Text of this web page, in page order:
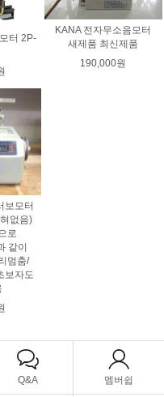
터 2P-
KANA 전자무소음모터
새제품 최신제품
190,000원
보모터
없음)
로
같이
멈춤/
보자도
Q&A 멤버쉽